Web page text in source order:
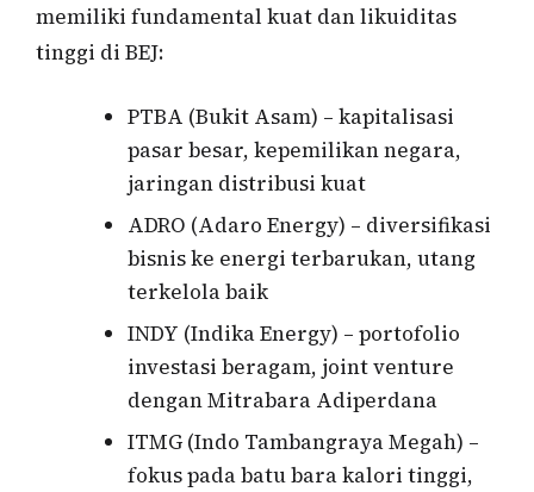
memiliki fundamental kuat dan likuiditas
tinggi di BEJ:
PTBA (Bukit Asam) – kapitalisasi
pasar besar, kepemilikan negara,
jaringan distribusi kuat
ADRO (Adaro Energy) – diversifikasi
bisnis ke energi terbarukan, utang
terkelola baik
INDY (Indika Energy) – portofolio
investasi beragam, joint venture
dengan Mitrabara Adiperdana
ITMG (Indo Tambangraya Megah) –
fokus pada batu bara kalori tinggi,